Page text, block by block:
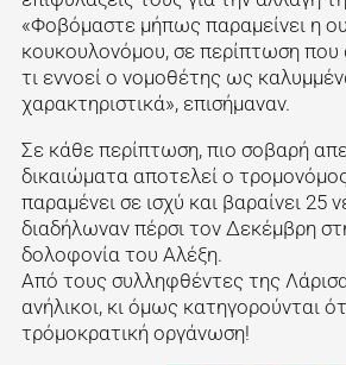
«Φοβόμαστε μήπως παραμείνει η
κουκουλονόμου, σε περίπτωση που
τι εννοεί ο νομοθέτης ως
χαρακτηριστικά», επισήμαναν.
Σε κάθε περίπτωση, πιο σοβαρή
δικαιώματα αποτελεί ο
παραμένει σε ισχύ και βαραίνει 25
διαδήλωναν πέρσι τον Δεκέμβρη
δολοφονία του Αλέξη.
Από τους συλληφθέντες της
ανήλικοι, κι όμως κατηγορούνται
τρόμοκρατική οργάνωση!